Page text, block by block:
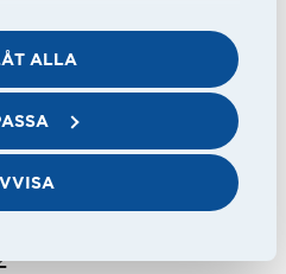
ALLA2021, 2023,
1975, 1978,
2022, 2024)